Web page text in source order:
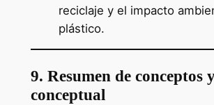
reciclaje y el impacto
plástico.
9. Resumen de conceptos
conceptual